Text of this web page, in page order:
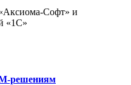
Софт» и
«1С»
решениям